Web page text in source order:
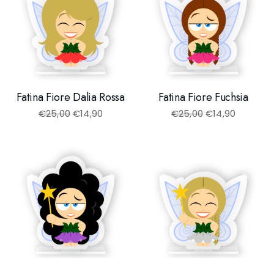
Fatina Fiore Dalia Rossa
€25,00€14,90
Fatina Fiore Fuchsia
€25,00€14,90